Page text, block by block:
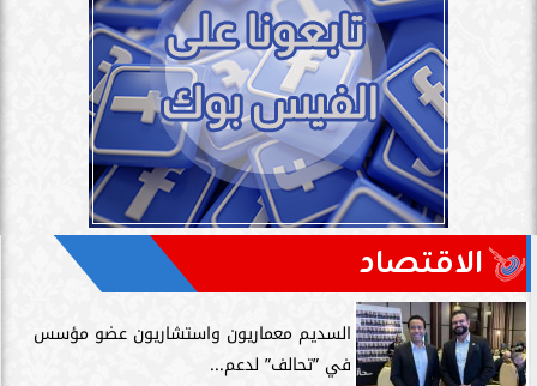
الاقتصاد
السديم معماريون واستشاريون عضو مؤسس
في ”تحالف” لدعم...